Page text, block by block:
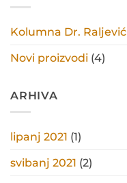
Kolumna Dr. Raljević
Novi proizvodi (4)
ARHIVA
lipanj 2021 (1)
svibanj 2021 (2)